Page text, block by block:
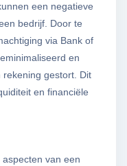
een negatieve
bedrijf. Door te
via Bank of
en
gestort. Dit
en financiële
van een